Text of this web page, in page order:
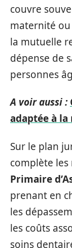
couvre
maternité ou
la mutuelle
dépense de
personnes
A voir aussi :
adaptée à
Sur le plan
complète
Primaire
prenant en
les
les coûts
soins